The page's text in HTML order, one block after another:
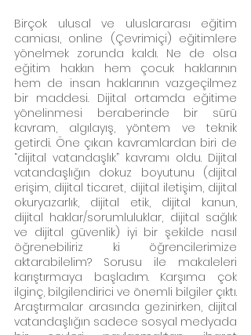
Birçok ulusal ve uluslararası eğitim
camiası, online (Çevrimiçi) eğitimlere
yönelmek zorunda kaldı. Ne de olsa
eğitim hakkın hem çocuk haklarının
hem de insan haklarının vazgeçilmez
bir maddesi. Dijital ortamda eğitime
yönelinmesi beraberinde bir sürü
kavram, algılayış, yöntem ve teknik
getirdi. Öne çıkan kavramlardan biri de
“dijital vatandaşlık” kavramı oldu. Dijital
vatandaşlığın dokuz boyutunu (dijital
erişim, dijital ticaret, dijital iletişim, dijital
okuryazarlık, dijital etik, dijital kanun,
dijital haklar/sorumluluklar, dijital sağlık
ve dijital güvenlik) iyi bir şekilde nasıl
öğrenebiliriz ki öğrencilerimize
aktarabilelim? Sorusu ile makaleleri
karıştırmaya başladım. Karşıma çok
ilginç, bilgilendirici ve önemli bilgiler çıktı.
Araştırmalar arasında gezinirken, dijital
vatandaşlığın sadece sosyal medyada